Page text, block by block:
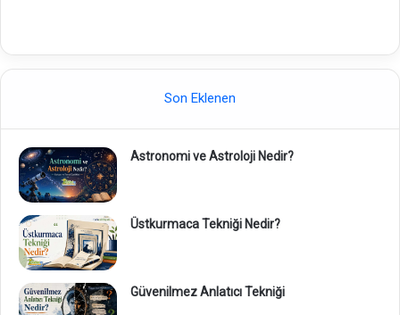
Son Eklenen
Astronomi ve Astroloji Nedir?
Üstkurmaca Tekniği Nedir?
Güvenilmez Anlatıcı Tekniği